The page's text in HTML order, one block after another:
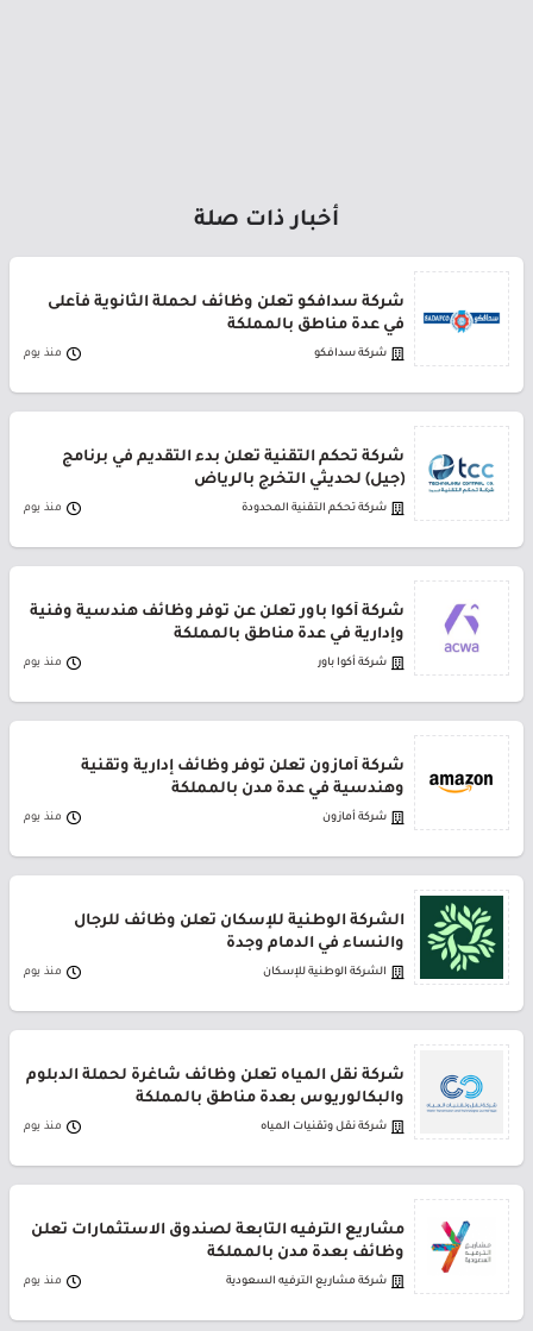
أخبار ذات صلة
شركة سدافكو تعلن وظائف لحملة الثانوية فأعلى
في عدة مناطق بالمملكة
شركة سدافكو منذ يوم
شركة تحكم التقنية تعلن بدء التقديم في برنامج
(جيل) لحديثي التخرج بالرياض
شركة تحكم التقنية المحدودة منذ يوم
شركة أكوا باور تعلن عن توفر وظائف هندسية وفنية
وإدارية في عدة مناطق بالمملكة
شركة أكوا باور منذ يوم
شركة أمازون تعلن توفر وظائف إدارية وتقنية
وهندسية في عدة مدن بالمملكة
شركة أمازون منذ يوم
الشركة الوطنية للإسكان تعلن وظائف للرجال
والنساء في الدمام وجدة
الشركة الوطنية للإسكان منذ يوم
شركة نقل المياه تعلن وظائف شاغرة لحملة الدبلوم
والبكالوريوس بعدة مناطق بالمملكة
شركة نقل وتقنيات المياه منذ يوم
مشاريع الترفيه التابعة لصندوق الاستثمارات تعلن
وظائف بعدة مدن بالمملكة
شركة مشاريع الترفيه السعودية منذ يوم